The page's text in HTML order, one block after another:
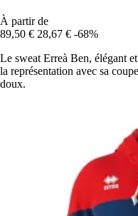
À partir de
89,50 € 28,67 € -68%
Le sweat Erreà Ben, élégant
la représentation avec sa
doux.